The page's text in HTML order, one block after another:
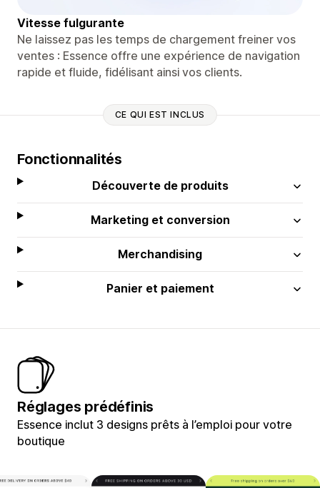
Vitesse fulgurante
Ne laissez pas les temps de chargement freiner vos
ventes : Essence offre une expérience de navigation
rapide et fluide, fidélisant ainsi vos clients.
CE QUI EST INCLUS
Fonctionnalités
Découverte de produits
Marketing et conversion
Merchandising
Panier et paiement
Réglages prédéfinis
Essence inclut 3 designs prêts à l’emploi pour votre
boutique